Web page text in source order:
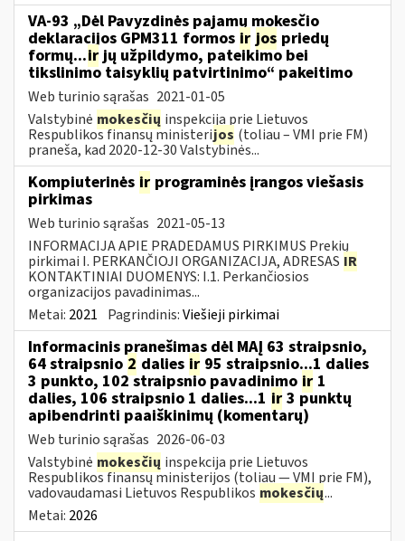
VA-93 „Dėl Pavyzdinės pajamų mokesčio
deklaracijos GPM311 formos ir jos priedų
formų...irjų užpildymo, pateikimo bei
tikslinimo taisyklių patvirtinimo“ pakeitimo
Web turinio sąrašas 2021-01-05
Valstybinė mokesčių inspekcija prie Lietuvos
Respublikos finansų ministerijos (toliau – VMI prie FM)
praneša, kad 2020-12-30 Valstybinės...
Kompiuterinės ir programinės įrangos viešasis
pirkimas
Web turinio sąrašas 2021-05-13
INFORMACIJA APIE PRADEDAMUS PIRKIMUS Prekių
pirkimai I. PERKANČIOJI ORGANIZACIJA, ADRESAS IR
KONTAKTINIAI DUOMENYS: I.1. Perkančiosios
organizacijos pavadinimas...
Metai: 2021 Pagrindinis:Viešieji pirkimai
Informacinis pranešimas dėl MAĮ 63 straipsnio,
64 straipsnio 2 dalies ir 95 straipsnio...1 dalies
3 punkto, 102 straipsnio pavadinimo ir 1
dalies, 106 straipsnio 1 dalies...1 ir 3 punktų
apibendrinti paaiškinimų (komentarų)
Web turinio sąrašas 2026-06-03
Valstybinė mokesčių inspekcija prie Lietuvos
Respublikos finansų ministerijos (toliau — VMI prie FM),
vadovaudamasi Lietuvos Respublikos mokesčių...
Metai: 2026